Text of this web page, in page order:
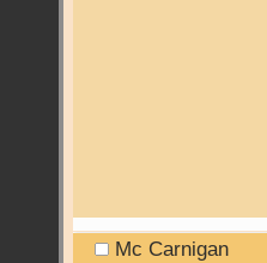
Mc Carnigan